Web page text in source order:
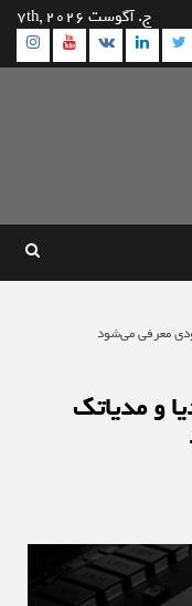
ج. آگوست 7th, 2026
Twitter
Linkedin
VK
معرفی می‌شود
و مدیاتک